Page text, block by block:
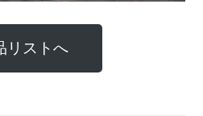
リストへ